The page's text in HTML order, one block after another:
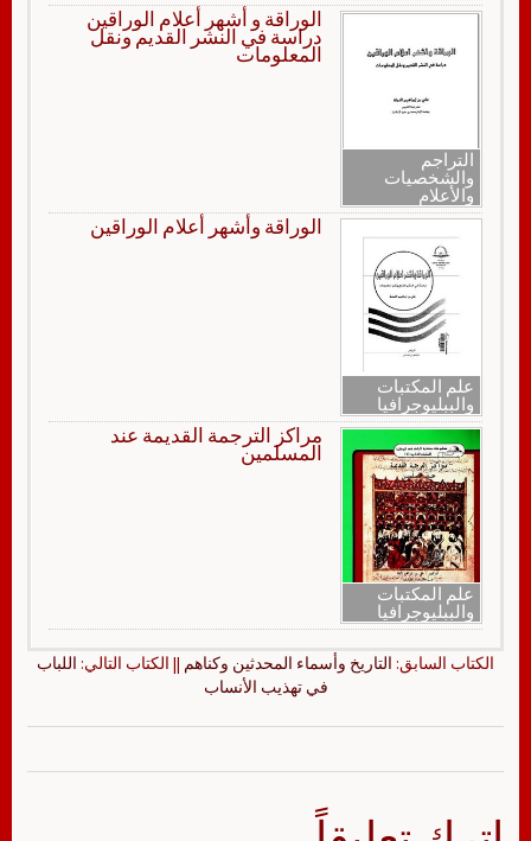
التراجم
والشخصيات
والأعلام
الوراقة و أشهر أعلام الوراقين
دراسة في النشر القديم ونقل
المعلومات
علم المكتبات
والببليوجرافيا
الوراقة وأشهر أعلام الوراقين
علم المكتبات
والببليوجرافيا
مراكز الترجمة القديمة عند
المسلمين
الكتاب السابق: التاريخ وأسماء المحدثين وكناهم || الكتاب التالي: اللباب
في تهذيب الأنساب